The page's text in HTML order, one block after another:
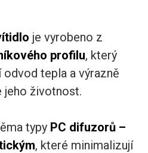
je vyrobeno z
profilu, který
tepla a výrazně
jeho životnost.
typyPC difuzorů –
, které minimalizují